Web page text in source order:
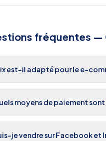
fréquentes —
est-il adapté pour le e-
moyens de paiement
je vendre sur Facebook et